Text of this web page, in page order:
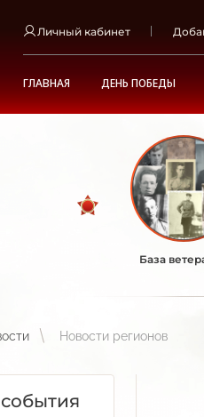
Личный кабинет
ГЛАВНАЯ ДЕНЬ ПОБЕДЫ
База
Новости регионов